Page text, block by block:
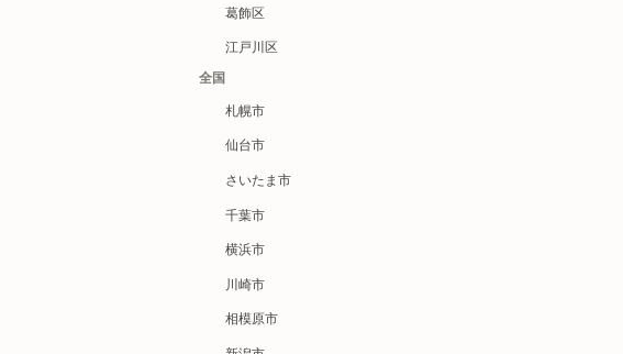
葛飾区
江戸川区
全国
札幌市
仙台市
さいたま市
千葉市
横浜市
川崎市
相模原市